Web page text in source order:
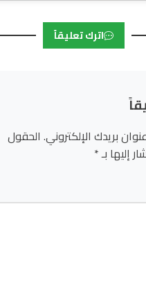
اترك تعليقاً
بريدك الإلكتروني. الحقول
إليها بـ*